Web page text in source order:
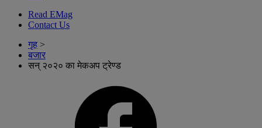
Read EMag
Contact Us
गृह >
बजार
सन् २०२० का मेकअप ट्रेण्ड